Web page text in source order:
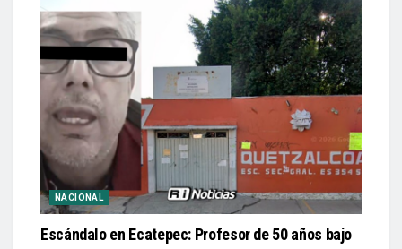
NACIONAL
Escándalo en Ecatepec: Profesor de 50 años bajo